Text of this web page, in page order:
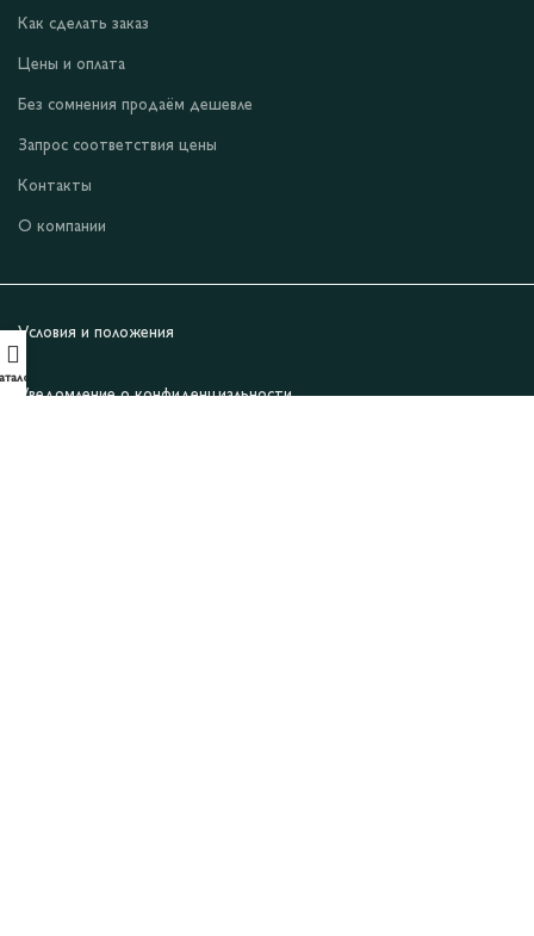
Как сделать заказ
Цены и оплата
Без сомнения продаём дешевле
Запрос соответствия цены
Контакты
О компании
Условия и положения
Уведомление о конфиденциальности